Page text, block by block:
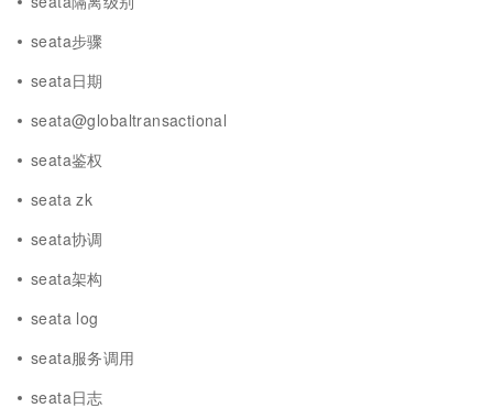
seata步骤
seata日期
seata@globaltransactional
seata鉴权
seata zk
seata协调
seata架构
seata log
seata服务调用
seata日志